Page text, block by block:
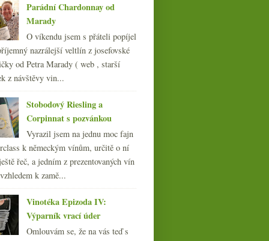
(249)
(249)
(270)
(108)
Parádní Chardonnay od
Marady
O víkendu jsem s přáteli popíjel
nazrálejší veltlín z josefovské
od Petra Marady ( web , starší
z návštěvy vin...
Stobodový Riesling a
Corpinnat s pozvánkou
Vyrazil jsem na jednu moc fajn
k německým vínům, určitě o ní
řeč, a jedním z prezentovaných vín
k zamě...
Vinotéka Epizoda IV:
Výparník vrací úder
Omlouvám se, že na vás teď s